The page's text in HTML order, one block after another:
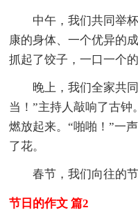
中午，我们共同举
康的身体、一个优异的
抓起了饺子，一口一个
晚上，我们全家共
当！”主持人敲响了古
燃放起来。“啪啪！”一
了花。
春节，我们向往的节
节日的作文 篇2